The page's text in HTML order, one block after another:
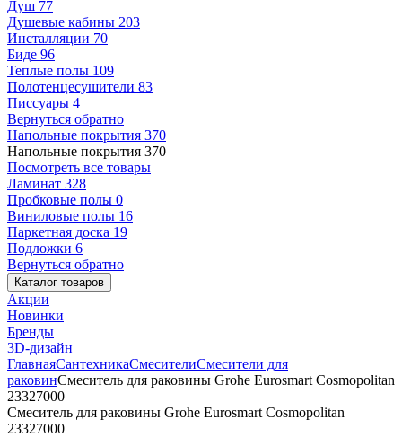
Душ 77
Душевые кабины 203
Инсталляции 70
Биде 96
Теплые полы 109
Полотенцесушители 83
Писсуары 4
Вернуться обратно
Напольные покрытия 370
Напольные покрытия 370
Посмотреть все товары
Ламинат 328
Пробковые полы 0
Виниловые полы 16
Паркетная доска 19
Подложки 6
Вернуться обратно
Каталог товаров
Акции
Новинки
Бренды
3D-дизайн
ГлавнаяСантехникаСмесителиСмесители для
раковинСмеситель для раковины Grohe Eurosmart Cosmopolitan
23327000
Смеситель для раковины Grohe Eurosmart Cosmopolitan
23327000